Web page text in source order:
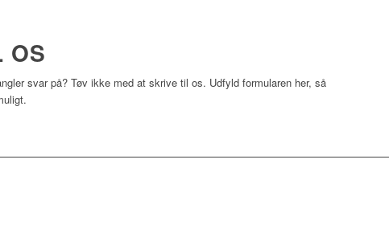
OS
svar på? Tøv ikke med at skrive til os. Udfyld formularen her, så